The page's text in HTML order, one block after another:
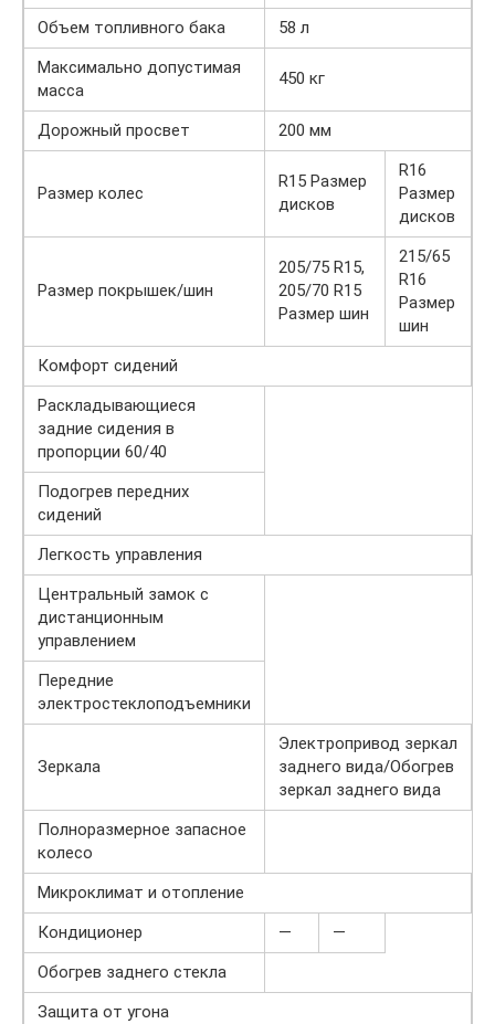
Объем топливного бака
58 л
Максимально допустимая
масса
450 кг
Дорожный просвет 200 мм
Размер колес
R15 Размер
дисков
R16
Размер
дисков
Размер покрышек/шин
205/75 R15,
205/70 R15
Размер шин
215/65
R16
Размер
шин
Комфорт сидений
Раскладывающиеся
задние сидения в
пропорции 60/40
Подогрев передних
сидений
Легкость управления
Центральный замок с
дистанционным
управлением
Передние
электростеклоподъемники
Зеркала
Электропривод зеркал
заднего вида/Обогрев
зеркал заднего вида
Полноразмерное запасное
колесо
Микроклимат и отопление
Кондиционер
—
—
Обогрев заднего стекла
Защита от угона